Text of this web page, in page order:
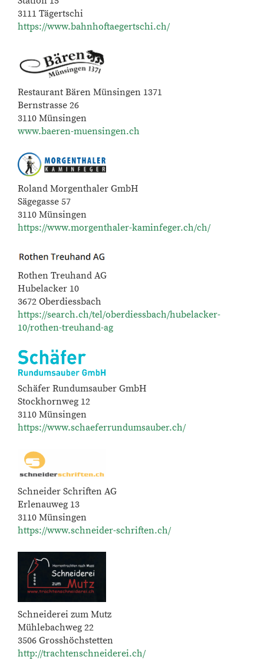
3111 Tägertschi
https://www.bahnhoftaegertschi.ch/
Restaurant Bären Münsingen 1371
Bernstrasse 26
3110 Münsingen
www.baeren-muensingen.ch
Roland Morgenthaler GmbH
Sägegasse 57
3110 Münsingen
https://www.morgenthaler-kaminfeger.ch/ch/
Rothen Treuhand AG
Hubelacker 10
3672 Oberdiessbach
https://search.ch/tel/oberdiessbach/hubelacker-
10/rothen-treuhand-ag
Schäfer Rundumsauber GmbH
Stockhornweg 12
3110 Münsingen
https://www.schaeferrundumsauber.ch/
Schneider Schriften AG
Erlenauweg 13
3110 Münsingen
https://www.schneider-schriften.ch/
Schneiderei zum Mutz
Mühlebachweg 22
3506 Grosshöchstetten
http://trachtenschneiderei.ch/